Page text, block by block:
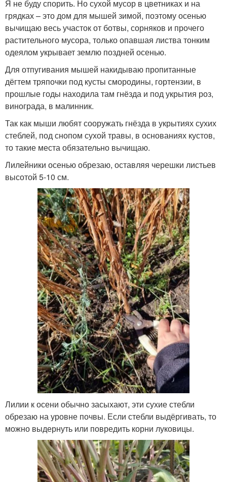
Я не буду спорить. Но сухой мусор в цветниках и на
грядках – это дом для мышей зимой, поэтому осенью
вычищаю весь участок от ботвы, сорняков и прочего
растительного мусора, только опавшая листва тонким
одеялом укрывает землю поздней осенью.
Для отпугивания мышей накидываю пропитанные
дёгтем тряпочки под кусты смородины, гортензии, в
прошлые годы находила там гнёзда и под укрытия роз,
винограда, в малинник.
Так как мыши любят сооружать гнёзда в укрытиях сухих
стеблей, под снопом сухой травы, в основаниях кустов,
то такие места обязательно вычищаю.
Лилейники осенью обрезаю, оставляя черешки листьев
высотой 5-10 см.
Лилии к осени обычно засыхают, эти сухие стебли
обрезаю на уровне почвы. Если стебли выдёргивать, то
можно выдернуть или повредить корни луковицы.